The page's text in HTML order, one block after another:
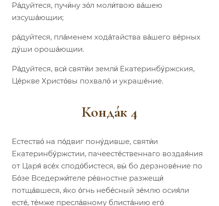
Ра́дуйтеся, пучи́ну зо́л моли́твою ва́шею
изсуша́ющии;
ра́дуйтеся, пла́менем хода́тайства ва́шего ве́рных
ду́ши ороша́ющии.
Ра́дуйтеся, вси́ святи́и земли́ Екатеринбу́ржския,
Це́ркве Христо́вы похвало́ и украше́ние.
Конда́к 4
Естество́ на по́двиг пону́дивше, святи́и
Екатеринбу́ржстии, пачеесте́ственнаго воздая́ния
от Царя́ все́х сподо́бистеся, вы́ бо дерзнове́ние по
Бо́зе Вседержи́теле ре́вностне разжещи́
потща́вшеся, я́ко о́гнь небе́сный зе́млю осия́ли
есте́, те́мже пресла́вному блиста́нию его́